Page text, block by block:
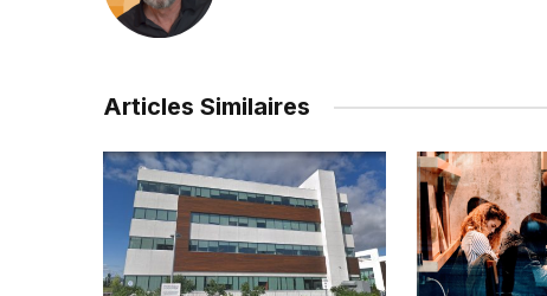
Articles Similaires